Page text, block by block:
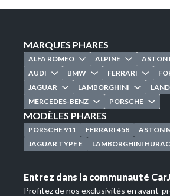
MARQUES PHARES
ALFA ROMEO ALPINE
ASTON
AUDI
BMW FERRARI
JAGUAR
LAMBORGHINI
MERCEDES-BENZ
PORSCHE
MODÈLES PHARES
PORSCHE 911 FERRARI 458
ASTON
JAGUAR TYPE E
LAMBORGHINI
Entrez dans la communauté
Profitez de nos exclusivités en avant-